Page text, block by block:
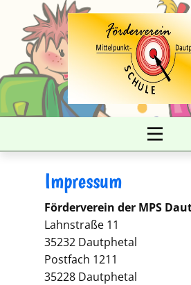
Impressum
Förderverein der MPS
Lahnstraße 11
35232 Dautphetal
Postfach 1211
35228 Dautphetal